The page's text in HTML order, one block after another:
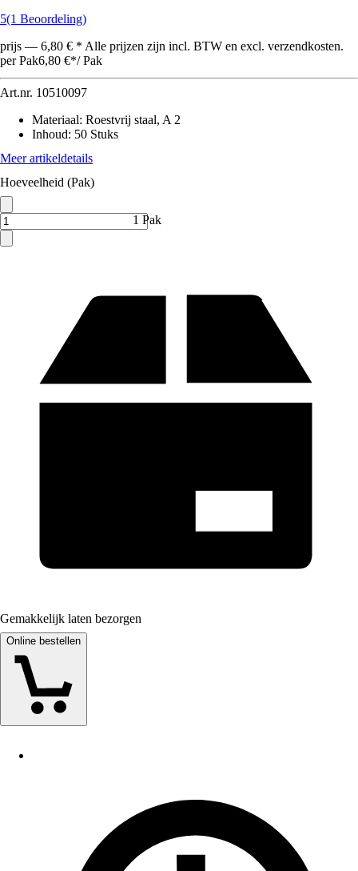
5(1 Beoordeling)
prijs — 6,80 € * Alle prijzen zijn incl. BTW en excl. verzendkosten.
per Pak6,80 €*/ Pak
Art.nr. 10510097
Materiaal: Roestvrij staal, A 2
Inhoud: 50 Stuks
Meer artikeldetails
Hoeveelheid (Pak)
1 Pak
Gemakkelijk laten bezorgen
Online bestellen